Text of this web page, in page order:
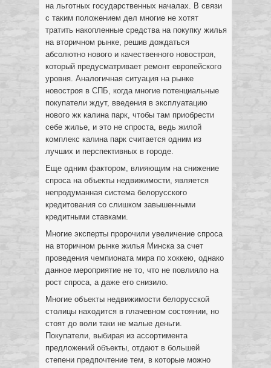
на льготных государственных началах. В связи
с таким положением дел многие не хотят
тратить накопленные средства на покупку жилья
на вторичном рынке, решив дождаться
абсолютно нового и качественного новостроя,
который предусматривает ремонт европейского
уровня. Аналогичная ситуация на рынке
новостроя в СПБ, когда многие потенциальные
покупатели ждут, введения в эксплуатацию
нового жк калина парк, чтобы там приобрести
себе жилье, и это не спроста, ведь жилой
комплекс калина парк считается одним из
лучших и перспективных в городе.
Еще одним фактором, влияющим на снижение
спроса на объекты недвижимости, является
непродуманная система белорусского
кредитования со слишком завышенными
кредитными ставками.
Многие эксперты пророчили увеличение спроса
на вторичном рынке жилья Минска за счет
проведения чемпионата мира по хоккею, однако
данное мероприятие не то, что не повлияло на
рост спроса, а даже его снизило.
Многие объекты недвижимости белорусской
столицы находится в плачевном состоянии, но
стоят до воли таки не малые деньги.
Покупатели, выбирая из ассортимента
предложений объекты, отдают в большей
степени предпочтение тем, в которые можно